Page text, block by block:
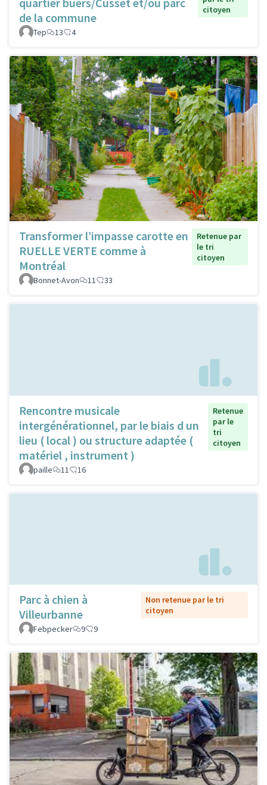
de la commune
citoyen
Tep 13 4
Transformer l’impasse carotte en
RUELLE VERTE comme à
Montréal
Retenue par
le tri
citoyen
Bonnet-Avon 11 33
Rencontre musicale
intergénérationnel, par le biais d un
lieu ( local ) ou structure adaptée (
matériel , instrument )
Retenue
par le
tri
citoyen
paille 11 16
Parc à chien à
Villeurbanne
Non retenue par le tri
citoyen
Febpecker
9 9